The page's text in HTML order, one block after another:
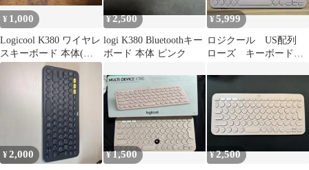
¥ 1,000
Logicool K380 ワイヤレ
スキーボード 本体(ジ
ャンク)
¥2,500
logi K380 Bluetoothキー
ボード 本体 ピンク
¥5,999
ロジクール US配列
ローズ キーボード
¥2,000 ¥1,500 ¥2,500